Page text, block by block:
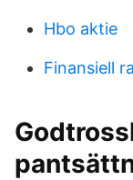
Hbo aktie
Finansiell